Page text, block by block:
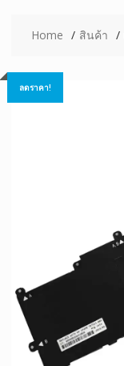
Home สินค้า
ลดราคา!